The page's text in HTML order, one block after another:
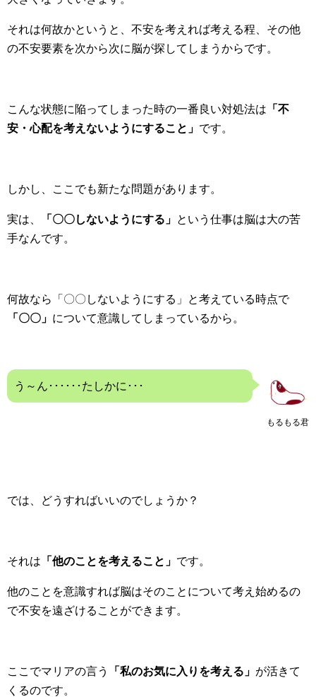
それは何故かというと、不安を考えれば考える程、その他
の不安要素を次から次に脳が探してしまうからです。
こんな状態に陥ってしまった時の一番良い対処法は 「不
安・心配を考えないようにすること」 です。
しかし、ここでも新たな問題があります。
実は、 「〇〇しないようにする」 という仕事は脳は大の苦
手なんです。
何故なら「〇〇しないようにする」と考えている時点で
「〇〇」 について意識してしまっているから。
もるもる君
う～ん･･････たしかに･･･
では、どうすればいいのでしょうか？
それは 「他のことを考えること」 です。
他のことを意識すれば脳はそのことについて考え始めるの
で不安を遠ざけることができます。
ここでマリアの言う 「私のお気に入りを考える」 が活きて
くるのです。